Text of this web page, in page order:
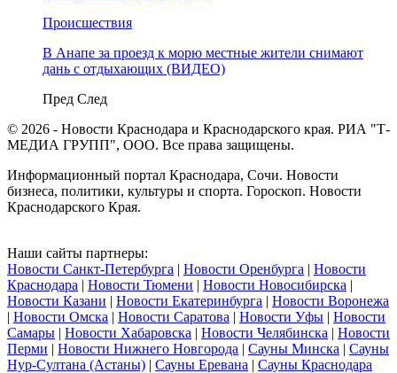
Происшествия
В Анапе за проезд к морю местные жители снимают
дань с отдыхающих (ВИДЕО)
Пред След
© 2026 - Новости Краснодара и Краснодарского края. РИА "Т-
МЕДИА ГРУПП", ООО. Все права защищены.
Информационный портал Краснодара, Сочи. Новости
бизнеса, политики, культуры и спорта. Гороскоп. Новости
Краснодарского Края.
Наши сайты партнеры:
Новости Санкт-Петербурга | Новости Оренбурга | Новости
Краснодара | Новости Тюмени | Новости Новосибирска |
Новости Казани | Новости Екатеринбурга | Новости Воронежа
| Новости Омска | Новости Саратова | Новости Уфы | Новости
Самары | Новости Хабаровска | Новости Челябинска | Новости
Перми | Новости Нижнего Новгорода | Сауны Минска | Сауны
Нур-Султана (Астаны) | Сауны Еревана | Сауны Краснодара